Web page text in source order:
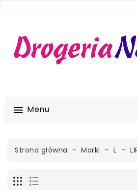
 Menu
Strona główna Marki L